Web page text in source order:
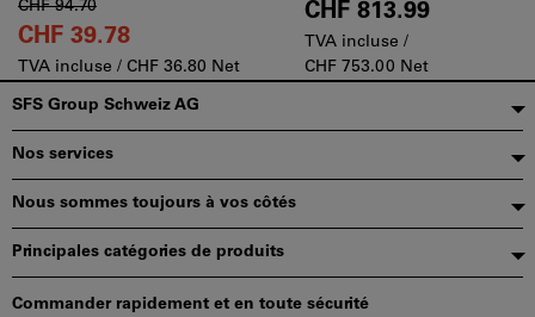
50X2,5mm
CHF 94.70
CHF 39.78
TVA incluse / CHF 36.80 Net
cylindrique Acier, largeur a
= 1,5 mm, ⌀ D / nombre de
dents Z: 50/4mm
CHF 813.99
TVA incluse /
CHF 753.00 Net
Pied
de
page
SFS Group Schweiz AG
Nos services
Nous sommes toujours à vos côtés
Principales catégories de produits
Commander rapidement et en toute sécurité